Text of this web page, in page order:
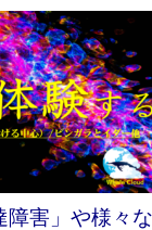
障害」や様々